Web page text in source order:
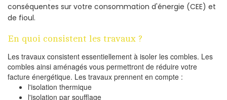
conséquentes sur votre consommation d'énergie (CEE) et
de fioul.
En quoi consistent les travaux ?
Les travaux consistent essentiellement à isoler les combles. Les
combles ainsi aménagés vous permettront de réduire votre
facture énergétique. Les travaux prennent en compte :
l'isolation thermique
l'isolation par soufflage